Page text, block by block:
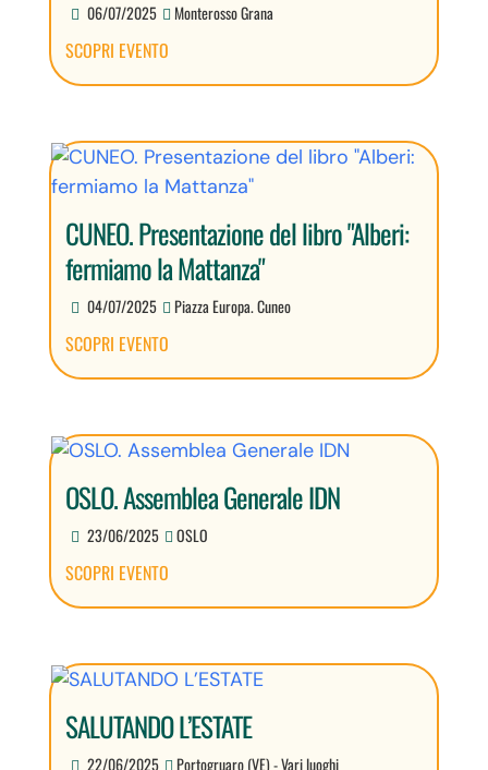
06/07/2025 Monterosso Grana
SCOPRI EVENTO
CUNEO. Presentazione del libro "Alberi:
fermiamo la Mattanza"
04/07/2025 Piazza Europa. Cuneo
SCOPRI EVENTO
OSLO. Assemblea Generale IDN
23/06/2025 OSLO
SCOPRI EVENTO
SALUTANDO L’ESTATE
22/06/2025 Portogruaro (VE) - Vari luoghi